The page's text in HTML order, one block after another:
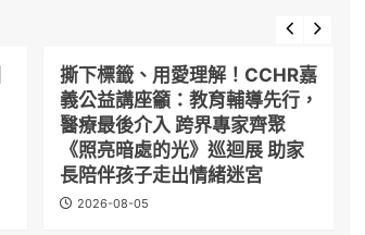
撕下標籤、用愛理解！CCHR嘉
義公益講座籲：教育輔導先行，
醫療最後介入 跨界專家齊聚
《照亮暗處的光》巡迴展 助家
長陪伴孩子走出情緒迷宮
2026-08-05